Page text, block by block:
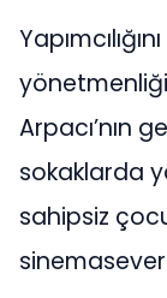
Arpacı’nın
sokaklarda
sahipsiz